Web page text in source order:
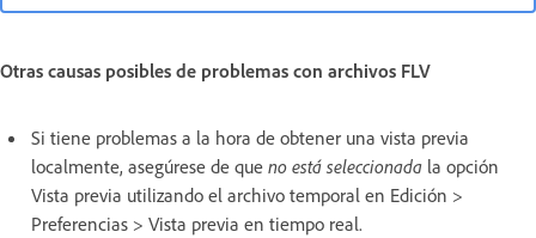
Otras causas posibles de problemas con archivos FLV
Si tiene problemas a la hora de obtener una vista previa
localmente, asegúrese de que no está seleccionada la opción
Vista previa utilizando el archivo temporal en Edición >
Preferencias > Vista previa en tiempo real.